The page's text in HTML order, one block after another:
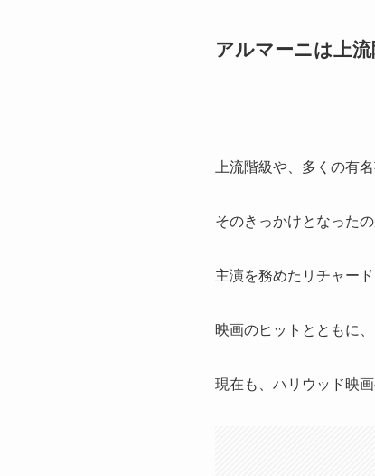
アルマーニは上
上流階級や、多くの有
そのきっかけとなった
主演を務めたリチャー
映画のヒットとともに
現在も、ハリウッド映